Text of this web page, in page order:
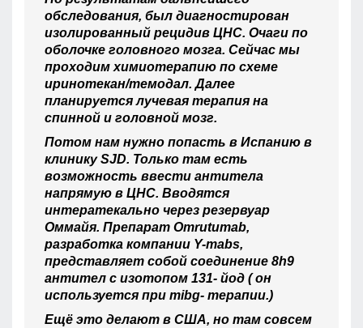
обследования, был диагностирован
изолированный рецидив ЦНС. Очаги по
оболочке головного мозга. Сейчас мы
проходим химиотерапию по схеме
иринотекан/темодал. Далее
планируется лучевая терапия на
спинной и головной мозг.
Потом нам нужно попасть в Испанию в
клинику SJD. Только там есть
возможность ввести антитела
напрямую в ЦНС. Вводятся
интератекально через резервуар
Оммайя. Препарат Omrutumab,
разработка компании Y-mabs,
представляет собой соединение 8h9
антител с изотопом 131- йод ( он
используется при mibg- терапии.)
Ещё это делают в США, но там совсем